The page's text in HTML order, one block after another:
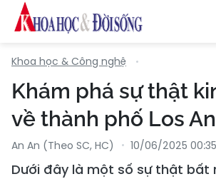
Khoa học & Công nghệ
Khám phá sự thật
về thành phố Los
An An (Theo SC, HC) 10/06/2025 00:35
Dưới đây là một số sự thật bất